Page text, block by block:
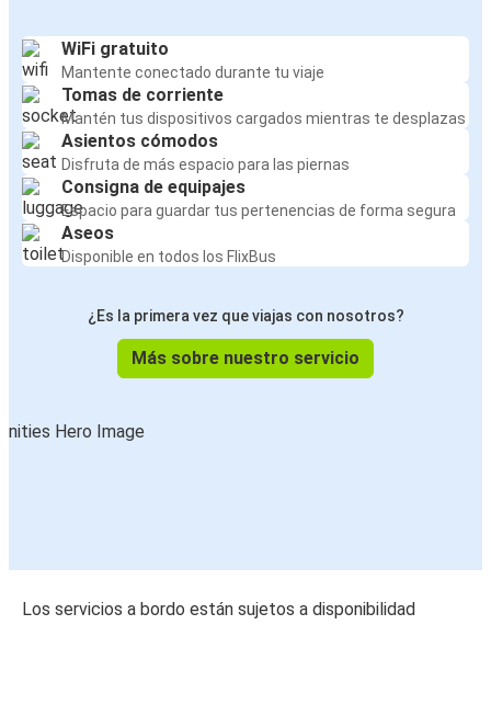
WiFi gratuito
Mantente conectado durante tu viaje
Tomas de corriente
Mantén tus dispositivos cargados mientras te desplazas
Asientos cómodos
Disfruta de más espacio para las piernas
Consigna de equipajes
Espacio para guardar tus pertenencias de forma segura
Aseos
Disponible en todos los FlixBus
¿Es la primera vez que viajas con nosotros?
Más sobre nuestro servicio
Los servicios a bordo están sujetos a disponibilidad